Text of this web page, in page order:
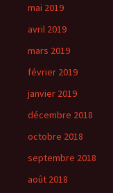
mai 2019
avril 2019
mars 2019
février 2019
janvier 2019
décembre 2018
octobre 2018
septembre 2018
août 2018